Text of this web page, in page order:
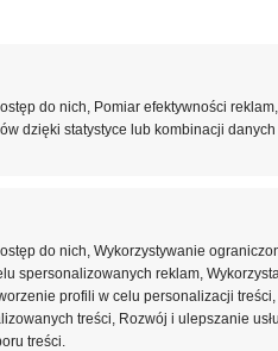
do nich, Pomiar efektywności reklam,
dzięki statystyce lub kombinacji danych
do nich, Wykorzystywanie
spersonalizowanych reklam,
profili w celu personalizacji treści,
treści, Rozwój i ulepszanie
treści.
odpowiednie do dalszej
online z szybką dostawą